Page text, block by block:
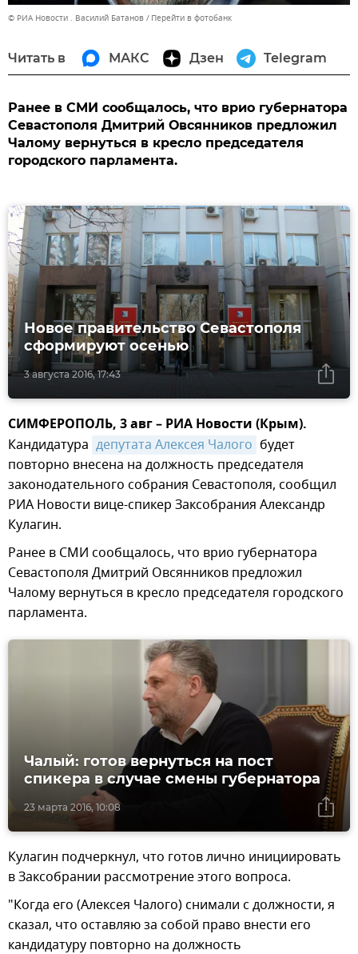
© РИА Новости . Василий Батанов Перейти в фотобанк
Читать в МАКС Дзен Telegram
Ранее в СМИ сообщалось, что врио губернатора
Севастополя Дмитрий Овсянников предложил
Чалому вернуться в кресло председателя
городского парламента.
3 августа 2016, 17:43
Новое правительство Севастополя
сформируют осенью
СИМФЕРОПОЛЬ, 3 авг – РИА Новости (Крым).
Кандидатура депутата Алексея Чалого будет
повторно внесена на должность председателя
законодательного собрания Севастополя, сообщил
РИА Новости вице-спикер Заксобрания Александр
Кулагин.
Ранее в СМИ сообщалось, что врио губернатора
Севастополя Дмитрий Овсянников предложил
Чалому вернуться в кресло председателя городского
парламента.
23 марта 2016, 10:08
Чалый: готов вернуться на пост
спикера в случае смены губернатора
Кулагин подчеркнул, что готов лично инициировать
в Заксобрании рассмотрение этого вопроса.
"Когда его (Алексея Чалого) снимали с должности, я
сказал, что оставляю за собой право внести его
кандидатуру повторно на должность